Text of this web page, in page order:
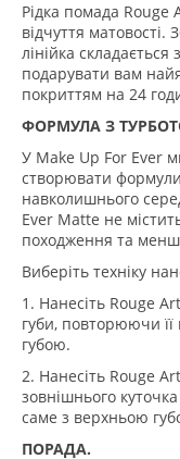
Рідка помада Rouge
відчуття матовості.
лінійка
подарувати вам
покриттям на 24
ФОРМУЛА З
У Make Up For Ever
створювати
навколишнього
Ever Matte не
походження та
Виберіть техніку
1. Нанесіть Rouge
губи, повторюючи
губою.
2. Нанесіть Rouge
зовнішнього
саме з верхньою
ПОРАДА.